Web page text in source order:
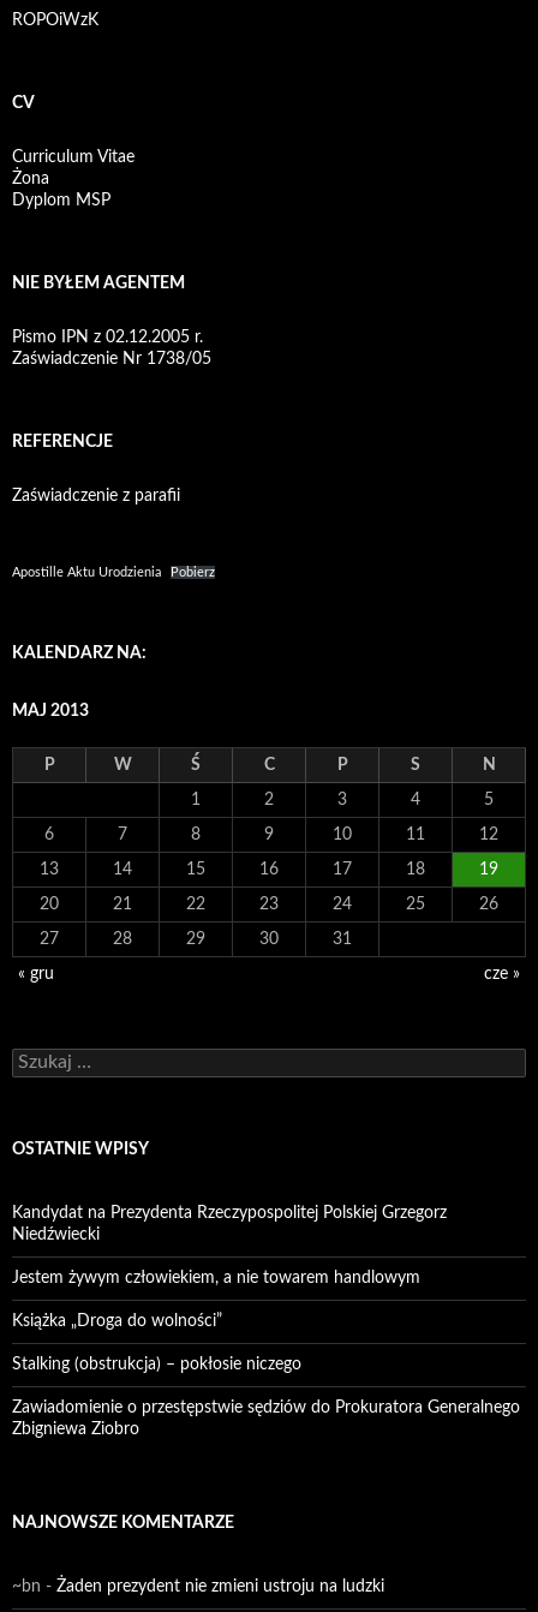
ROPOiWzK
CV
Curriculum Vitae
Żona
Dyplom MSP
NIE BYŁEM AGENTEM
Pismo IPN z 02.12.2005 r.
Zaświadczenie Nr 1738/05
REFERENCJE
Zaświadczenie z parafii
Apostille Aktu Urodzienia Pobierz
KALENDARZ NA:
MAJ 2013
P W Ś C P S N
1 2 3 4 5
6 7 8 9 10 11 12
13 14 15 16 17 18 19
20 21 22 23 24 25 26
27 28 29 30 31
« gru cze »
Szukaj:
OSTATNIE WPISY
Kandydat na Prezydenta Rzeczypospolitej Polskiej Grzegorz
Niedźwiecki
Jestem żywym człowiekiem, a nie towarem handlowym
Książka „Droga do wolności”
Stalking (obstrukcja) – pokłosie niczego
Zawiadomienie o przestępstwie sędziów do Prokuratora Generalnego
Zbigniewa Ziobro
NAJNOWSZE KOMENTARZE
~bn - Żaden prezydent nie zmieni ustroju na ludzki